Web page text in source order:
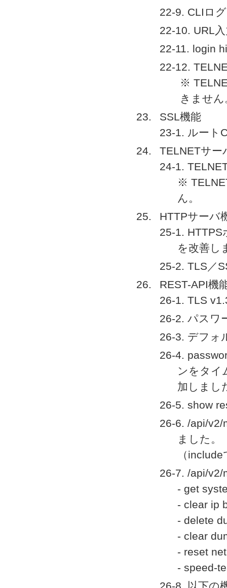
22-9. CLIロ
22-10. URL
22-11. login
22-12.
※
きません
SSL機能
23-1. ルート
TELNETサー
24-1.
※
ん。
HTTPサーバ
25-1.
を改善し
25-2. TLS／
REST-API機
26-1. TLS
26-2. パスワ
26-3. デフォ
26-4.
ンをタイ
加しまし
26-5. show
26-6. /api/v2/
ました。
（
26-7. /api/v2/
- get
- clear ip
- delete
- clear
- reset
- speed-